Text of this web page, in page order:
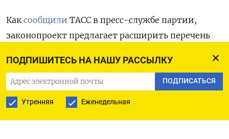
ПОДПИШИТЕСЬ НА НАШУ РАССЫЛКУ
ПОДПИСАТЬСЯ
Утренняя Еженедельная
Как сообщили ТАСС в пресс-службе партии,
законопроект предлагает расширить перечень
информации предлагается отнести оскорбление
или отрицание традиционных ценностей.
Изменения должны коснуться закона «О защите